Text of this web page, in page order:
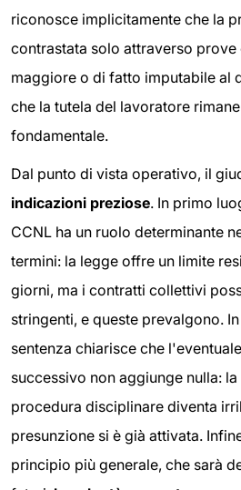
riconosce implicitamente che la
contrastata solo attraverso
maggiore o di fatto imputabile al
che la tutela del lavoratore
fondamentale.
Dal punto di vista operativo, il
indicazioni preziose. In primo
CCNL ha un ruolo determinante
termini: la legge offre un limite
giorni, ma i contratti collettivi
stringenti, e queste prevalgono.
sentenza chiarisce che
successivo non aggiunge nulla:
procedura disciplinare diventa
presunzione si è già attivata.
principio più generale, che sarà